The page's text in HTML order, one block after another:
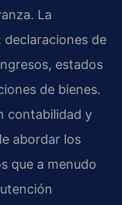
La
declaraciones de
estados
de bienes.
contabilidad y
abordar los
que a menudo